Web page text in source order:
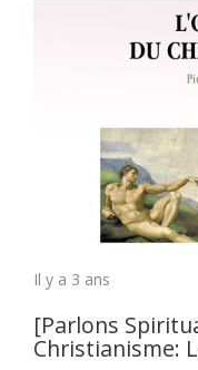
Il y a 3 ans
[Parlons
Christianisme: